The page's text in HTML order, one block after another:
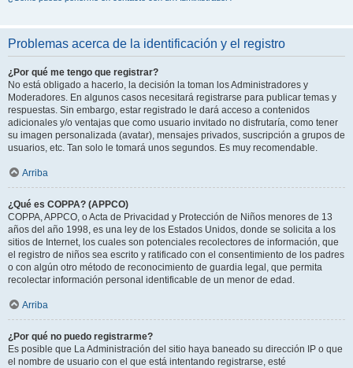
Problemas acerca de la identificación y el registro
¿Por qué me tengo que registrar?
No está obligado a hacerlo, la decisión la toman los Administradores y
Moderadores. En algunos casos necesitará registrarse para publicar temas y
respuestas. Sin embargo, estar registrado le dará acceso a contenidos
adicionales y/o ventajas que como usuario invitado no disfrutaría, como tener
su imagen personalizada (avatar), mensajes privados, suscripción a grupos de
usuarios, etc. Tan solo le tomará unos segundos. Es muy recomendable.
Arriba
¿Qué es COPPA? (APPCO)
COPPA, APPCO, o Acta de Privacidad y Protección de Niños menores de 13
años del año 1998, es una ley de los Estados Unidos, donde se solicita a los
sitios de Internet, los cuales son potenciales recolectores de información, que
el registro de niños sea escrito y ratificado con el consentimiento de los padres
o con algún otro método de reconocimiento de guardia legal, que permita
recolectar información personal identificable de un menor de edad.
Arriba
¿Por qué no puedo registrarme?
Es posible que La Administración del sitio haya baneado su dirección IP o que
el nombre de usuario con el que está intentando registrarse, esté